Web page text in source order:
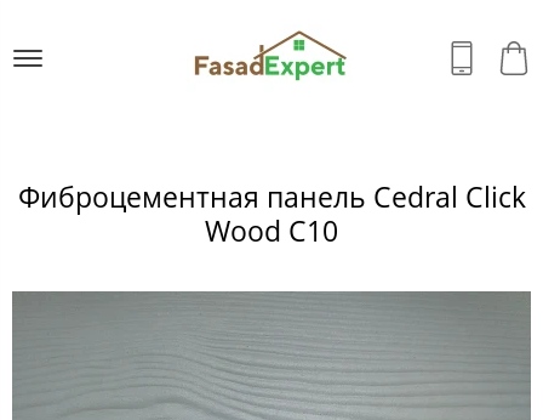
Фиброцементная панель Cedral Click
Wood C10